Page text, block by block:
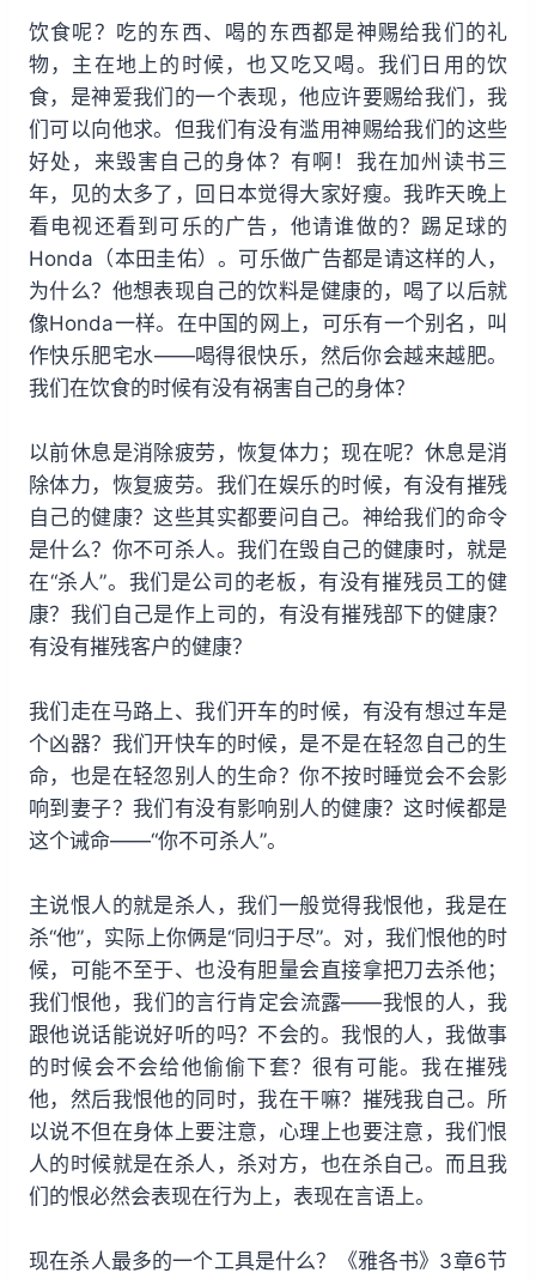
饮食呢？吃的东西、喝的东西都是神赐给我们的礼
物，主在地上的时候，也又吃又喝。我们日用的饮
食，是神爱我们的一个表现，他应许要赐给我们，我
们可以向他求。但我们有没有滥用神赐给我们的这些
好处，来毁害自己的身体？有啊！我在加州读书三
年，见的太多了，回日本觉得大家好瘦。我昨天晚上
看电视还看到可乐的广告，他请谁做的？踢足球的
Honda（本田圭佑）。可乐做广告都是请这样的人，
为什么？他想表现自己的饮料是健康的，喝了以后就
像Honda一样。在中国的网上，可乐有一个别名，叫
作快乐肥宅水——喝得很快乐，然后你会越来越肥。
我们在饮食的时候有没有祸害自己的身体？
以前休息是消除疲劳，恢复体力；现在呢？休息是消
除体力，恢复疲劳。我们在娱乐的时候，有没有摧残
自己的健康？这些其实都要问自己。神给我们的命令
是什么？你不可杀人。我们在毁自己的健康时，就是
在“杀人”。我们是公司的老板，有没有摧残员工的健
康？我们自己是作上司的，有没有摧残部下的健康？
有没有摧残客户的健康？
我们走在马路上、我们开车的时候，有没有想过车是
个凶器？我们开快车的时候，是不是在轻忽自己的生
命，也是在轻忽别人的生命？你不按时睡觉会不会影
响到妻子？我们有没有影响别人的健康？这时候都是
这个诫命——“你不可杀人”。
主说恨人的就是杀人，我们一般觉得我恨他，我是在
杀“他”，实际上你俩是“同归于尽”。对，我们恨他的时
候，可能不至于、也没有胆量会直接拿把刀去杀他；
我们恨他，我们的言行肯定会流露——我恨的人，我
跟他说话能说好听的吗？不会的。我恨的人，我做事
的时候会不会给他偷偷下套？很有可能。我在摧残
他，然后我恨他的同时，我在干嘛？摧残我自己。所
以说不但在身体上要注意，心理上也要注意，我们恨
人的时候就是在杀人，杀对方，也在杀自己。而且我
们的恨必然会表现在行为上，表现在言语上。
现在杀人最多的一个工具是什么？《雅各书》3章6节